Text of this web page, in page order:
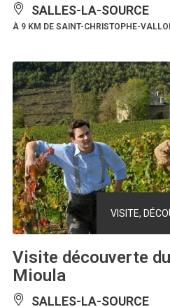
SALLES-LA-SOURCE
À 9 KM DE SAINT-CHRISTOPHE-
VISITE,
Visite découverte
Mioula
SALLES-LA-SOURCE